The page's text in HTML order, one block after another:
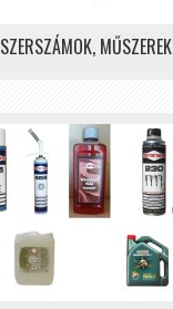
SZERSZÁMOK, MŰSZEREK